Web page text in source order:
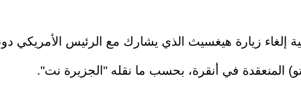
إلغاء زيارة هيغسيث الذي يشارك مع الرئيس الأمريكي
المنعقدة في أنقرة، بحسب ما نقله "الجزيرة نت".